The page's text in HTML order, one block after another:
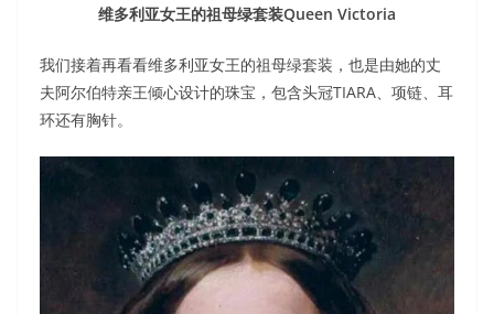
维多利亚女王的祖母绿套装Queen Victoria
我们接着再看看维多利亚女王的祖母绿套装，也是由她的丈
夫阿尔伯特亲王倾心设计的珠宝，包含头冠TIARA、项链、耳
环还有胸针。